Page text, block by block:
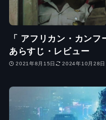
「 アフリカン・カンフ
あらすじ・レビュー
2021年8月15日 2024年10月28日